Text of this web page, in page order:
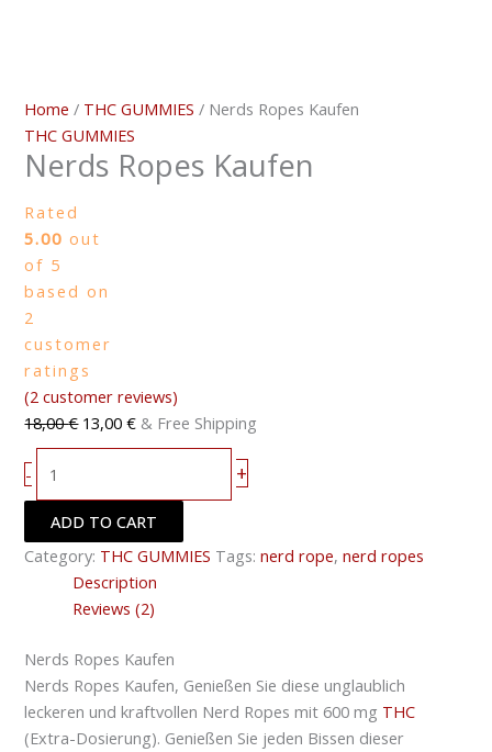
Home / THC GUMMIES / Nerds Ropes Kaufen
THC GUMMIES
Nerds Ropes Kaufen
Rated
5.00 out
of 5
based on
2
customer
ratings
(2 customer reviews)
18,00€ 13,00€ & Free Shipping
- +
ADD TO CART
Category: THC GUMMIES Tags:nerd rope,nerd ropes
Description
Reviews (2)
Nerds Ropes Kaufen
Nerds Ropes Kaufen, Genießen Sie diese unglaublich
leckeren und kraftvollen Nerd Ropes mit 600 mg THC
(Extra-Dosierung). Genießen Sie jeden Bissen dieser